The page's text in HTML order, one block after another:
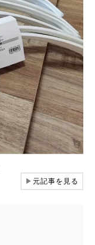
▶元記事を見る